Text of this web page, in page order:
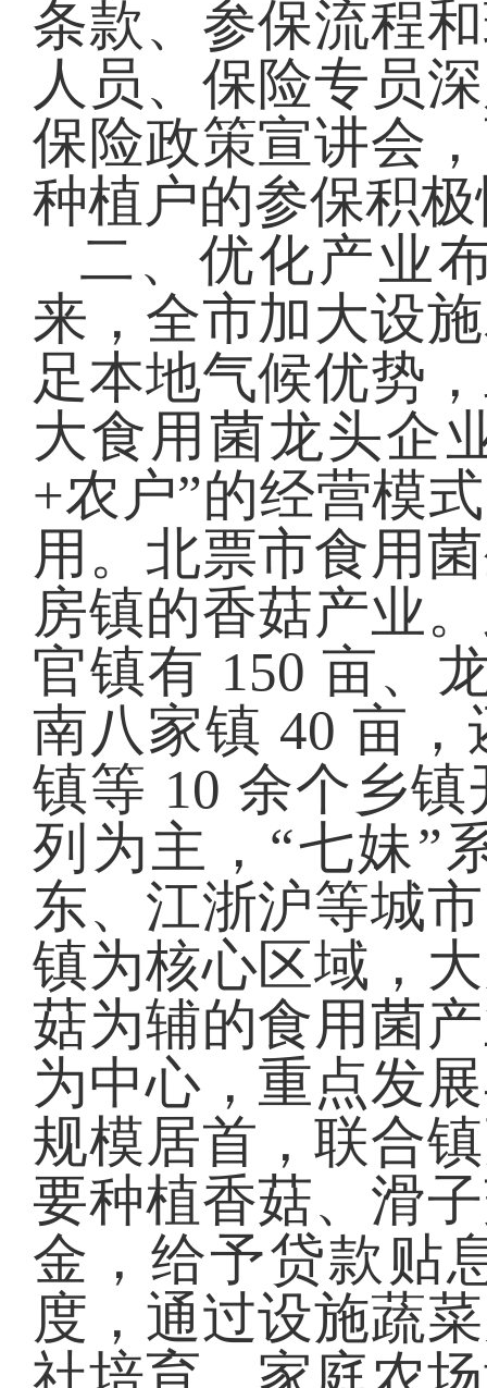
条款、参保流程
人员、保险专员
保险政策宣讲会
种植户的参保积
二、优化产业
来，全市加大设
足本地气候优势
大食用菌龙头企
+农户”的经营模
用。北票市食用
房镇的香菇产业
官镇有 150 亩、
南八家镇 40 亩，
镇等 10 余个乡镇
列为主，“七妹”
东、江浙沪等城
镇为核心区域，
菇为辅的食用菌
为中心，重点发
规模居首，联合
要种植香菇、滑
金，给予贷款贴
度，通过设施蔬